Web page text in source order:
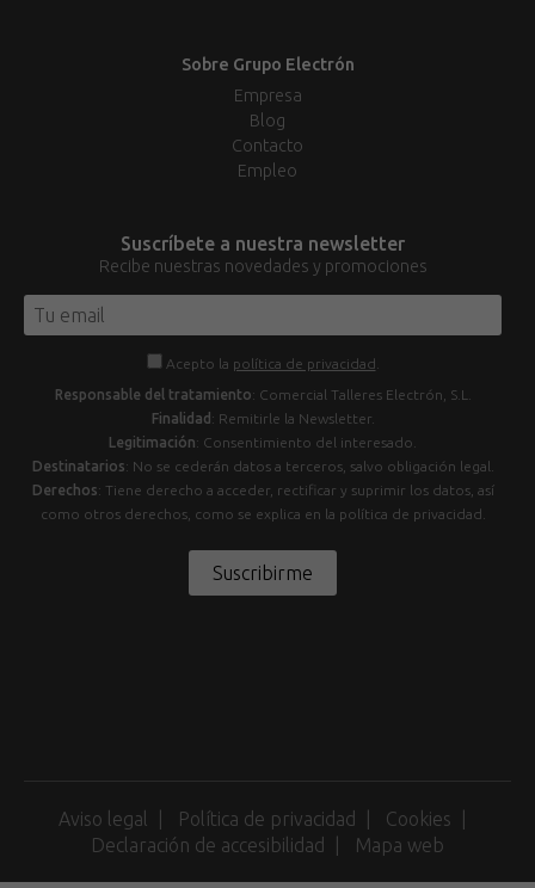
Sobre Grupo Electrón
Empresa
Blog
Contacto
Empleo
Suscríbete a nuestra newsletter
Recibe nuestras novedades y promociones
Acepto la política de privacidad
Responsable del tratamiento: Comercial Talleres Electrón, S.L.
Finalidad : Remitirle la Newsletter.
Legitimación: Consentimiento del interesado.
Destinatarios: No se cederán datos a terceros, salvo obligación legal.
Derechos: Tiene derecho a acceder, rectificar y suprimir los datos, así
como otros derechos, como se explica en la política de privacidad.
Suscribirme
Aviso legal Política de privacidad
Cookies
Declaración de accesibilidad
Mapa web